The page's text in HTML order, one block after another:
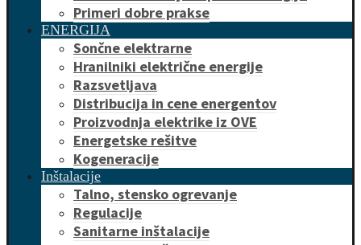
Primeri dobre prakse
ENERGIJA
Sončne elektrarne
Hranilniki električne energije
Razsvetljava
Distribucija in cene energentov
Proizvodnja elektrike iz OVE
Energetske rešitve
Kogeneracije
Inštalacije
Talno, stensko ogrevanje
Regulacije
Sanitarne inštalacije